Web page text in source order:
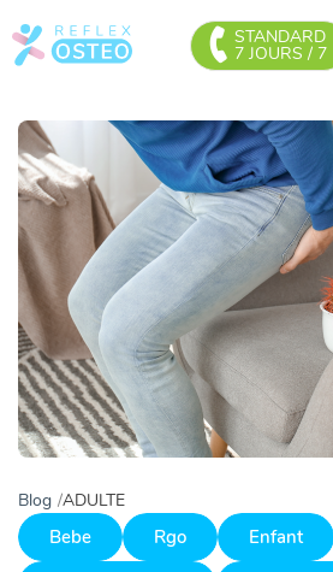
STANDARD
7 JOURS / 7
Blog ADULTE
Bebe Rgo
Enfant